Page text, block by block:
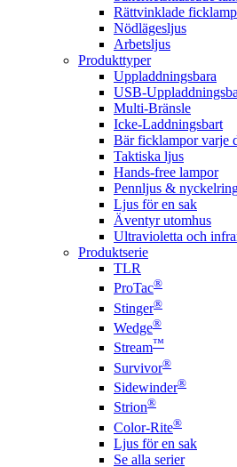
Rättvinklade
Nödlägesljus
Arbetsljus
Produkttyper
Uppladdningsbara
USB-
Multi-Bränsle
Icke-Laddningsbart
Bär ficklampor varje
Taktiska ljus
Hands-free lampor
Pennljus &
Ljus för en sak
Äventyr utomhus
Ultravioletta och
Produktserie
TLR
ProTac®
Stinger®
Wedge®
Stream™
Survivor®
Sidewinder®
Strion®
Color-Rite®
Ljus för en sak
Se alla serier